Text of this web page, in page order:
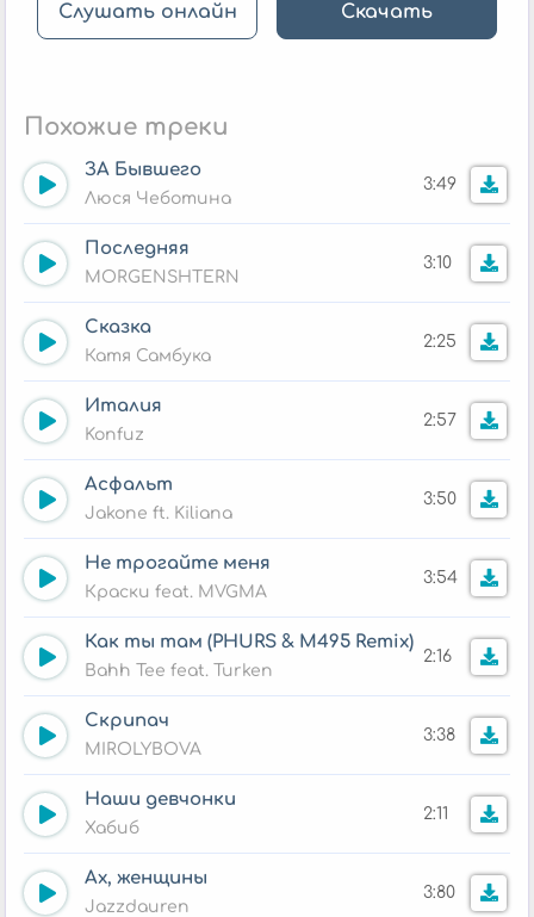
Слушать онлайн Скачать
Похожие треки
ЗА Бывшего
Люся Чеботина
3:49
Последняя
MORGENSHTERN
3:10
Сказка
Катя Самбука
2:25
Италия
Konfuz
2:57
Асфальт
Jakone ft. Kiliana
3:50
Не трогайте меня
Краски feat. MVGMA
3:54
Как ты там (PHURS & M495 Remix)
Bahh Tee feat. Turken
2:16
Скрипач
MIROLYBOVA
3:38
Наши девчонки
Хабиб
2:11
Ах, женщины
Jazzdauren
3:80